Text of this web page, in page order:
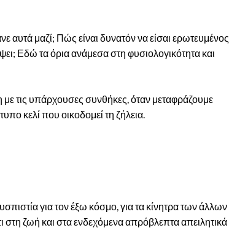
μαζί; Πώς είναι δυνατόν να είσαι ερωτευμένος
Εδώ τα όρια ανάμεσα στη φυσιολογικότητα και
τις υπάρχουσες συνθήκες, όταν μεταφράζουμε
κελί που οικοδομεί τη ζήλεια.
για τον έξω κόσμο, για τα κίνητρα των άλλων
στη ζωή και στα ενδεχόμενα απρόβλεπτα απειλητικά